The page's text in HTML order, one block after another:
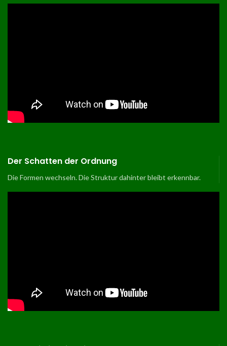
Der Schatten der Ordnung
Die Formen wechseln. Die Struktur dahinter bleibt erkennbar.